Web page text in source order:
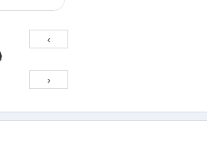
‹
›